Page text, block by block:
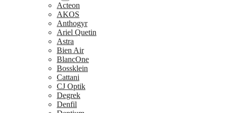
Acteon
AKOS
Anthogyr
Ariel Quetin
Astra
Bien Air
BlancOne
Bossklein
Cattani
CJ Optik
Degrek
Denfil